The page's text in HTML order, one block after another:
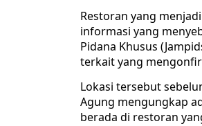
Restoran yang
informasi yang
Pidana Khusus
terkait yang
Lokasi tersebut
Agung mengungkap
berada di restoran